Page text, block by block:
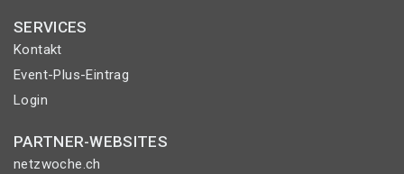
SERVICES
Kontakt
Event-Plus-Eintrag
Login
PARTNER-WEBSITES
netzwoche.ch